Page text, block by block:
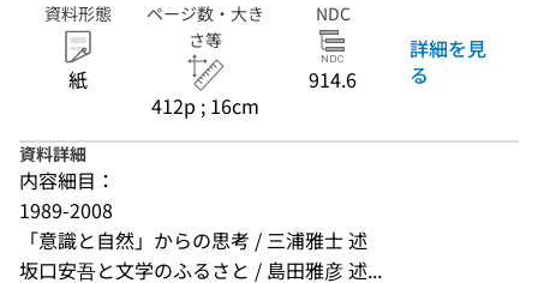
資料形態
紙
ページ数・大き
さ等
412p ; 16cm
NDC
914.6
詳細を見
る
資料詳細
内容細目：
1989-2008
「意識と自然」からの思考 / 三浦雅士 述
坂口安吾と文学のふるさと / 島田雅彦 述...